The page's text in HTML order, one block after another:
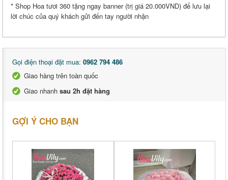
* Shop Hoa tươi 360 tặng ngay banner (trị giá 20.000VND) để lưu lại
lời chúc của quý khách gửi đến tay người nhận
Gọi điện thoại đặt mua: 0962 794 486
Giao hàng trên toàn quốc
Giao nhanh sau 2h đặt hàng
GỢI Ý CHO BẠN